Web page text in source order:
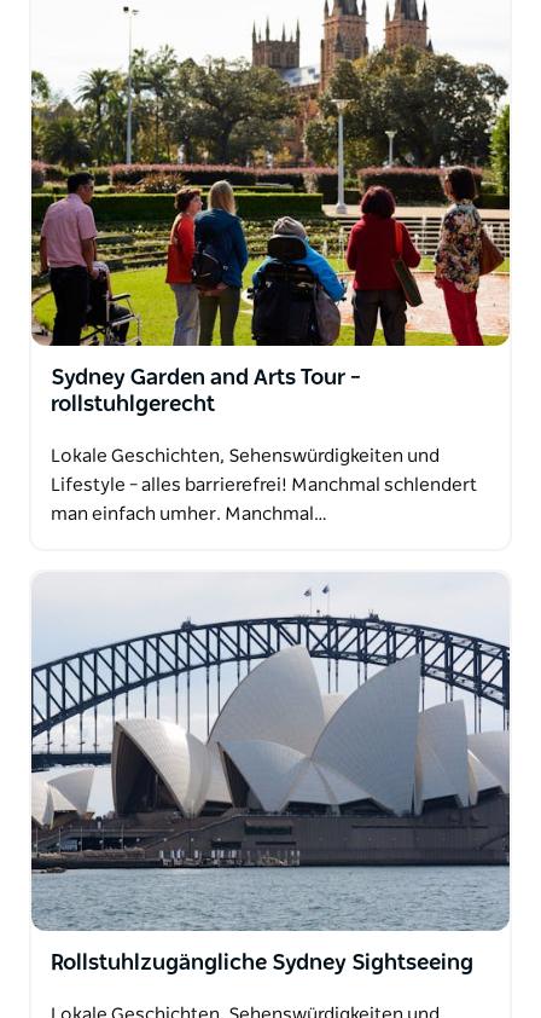
Sydney Garden and Arts Tour –
rollstuhlgerecht
Lokale Geschichten, Sehenswürdigkeiten und
Lifestyle – alles barrierefrei! Manchmal schlendert
man einfach umher. Manchmal…
Rollstuhlzugängliche Sydney Sightseeing